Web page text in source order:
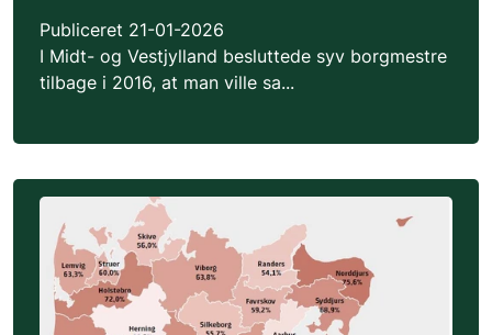
Publiceret 21-01-2026
I Midt- og Vestjylland besluttede syv borgmestre
tilbage i 2016, at man ville sa...